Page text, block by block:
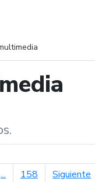
de búsqueda
... 158 Siguiente